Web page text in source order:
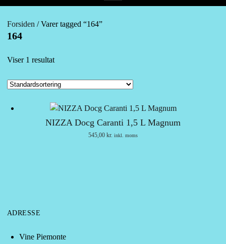
menu
Forsiden / Varer tagged “164”
164
Viser 1 resultat
NIZZA Docg Caranti 1,5 L Magnum
545,00 kr. inkl. moms
ADRESSE
Vine Piemonte